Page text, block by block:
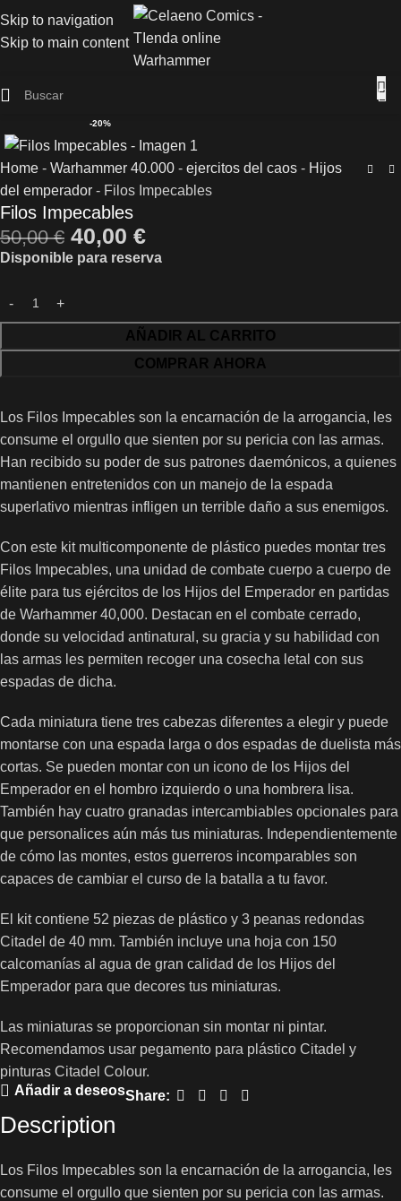
Skip to navigation
Skip to main content
-20%
Home - Warhammer 40.000 - ejercitos del caos - Hijos
del emperador - Filos Impecables
Filos Impecables
50,00€ 40,00 €
Disponible para reserva
AÑADIR AL CARRITO
COMPRAR AHORA
Los Filos Impecables son la encarnación de la arrogancia, les
consume el orgullo que sienten por su pericia con las armas.
Han recibido su poder de sus patrones daemónicos, a quienes
mantienen entretenidos con un manejo de la espada
superlativo mientras infligen un terrible daño a sus enemigos.
Con este kit multicomponente de plástico puedes montar tres
Filos Impecables, una unidad de combate cuerpo a cuerpo de
élite para tus ejércitos de los Hijos del Emperador en partidas
de Warhammer 40,000. Destacan en el combate cerrado,
donde su velocidad antinatural, su gracia y su habilidad con
las armas les permiten recoger una cosecha letal con sus
espadas de dicha.
Cada miniatura tiene tres cabezas diferentes a elegir y puede
montarse con una espada larga o dos espadas de duelista más
cortas. Se pueden montar con un icono de los Hijos del
Emperador en el hombro izquierdo o una hombrera lisa.
También hay cuatro granadas intercambiables opcionales para
que personalices aún más tus miniaturas. Independientemente
de cómo las montes, estos guerreros incomparables son
capaces de cambiar el curso de la batalla a tu favor.
El kit contiene 52 piezas de plástico y 3 peanas redondas
Citadel de 40 mm. También incluye una hoja con 150
calcomanías al agua de gran calidad de los Hijos del
Emperador para que decores tus miniaturas.
Las miniaturas se proporcionan sin montar ni pintar.
Recomendamos usar pegamento para plástico Citadel y
pinturas Citadel Colour.
Añadir a deseosShare:
Description
Los Filos Impecables son la encarnación de la arrogancia, les
consume el orgullo que sienten por su pericia con las armas.